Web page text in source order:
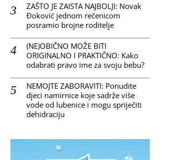
ZAŠTO JE ZAISTA NAJBOLJI: Novak
Đoković jednom rečenicom
posramio brojne roditelje
(NE)OBIČNO MOŽE BITI
ORIGINALNO I PRAKTIČNO: Kako
odabrati pravo ime za svoju bebu?
NEMOJTE ZABORAVITI: Ponudite
djeci namirnice koje sadrže više
vode od lubenice i mogu spriječiti
dehidraciju